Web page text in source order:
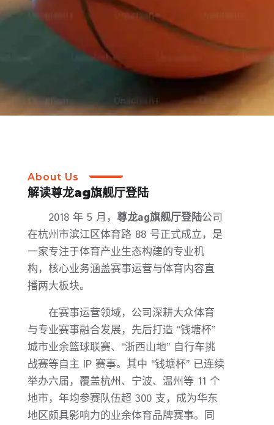
About Us
解读尊龙ag旗舰厅登陆
2018 年 5 月， 尊龙ag旗舰厅登陆公司
在杭州市滨江区体育路 88 号正式成立，是
一家专注于体育产业生态构建的专业机
构，核心业务涵盖赛事运营与体育内容直
播两大板块。
在赛事运营领域，公司深耕大众体育
与专业赛事融合发展，先后打造 “钱塘杯”
城市业余篮球联赛、“浙西山地” 自行车挑
战赛等自主 IP 赛事。其中 “钱塘杯” 已连续
举办六届，覆盖杭州、宁波、温州等 11 个
地市，年均参赛队伍超 300 支，成为华东
地区颇具影响力的业余体育品牌赛事。同